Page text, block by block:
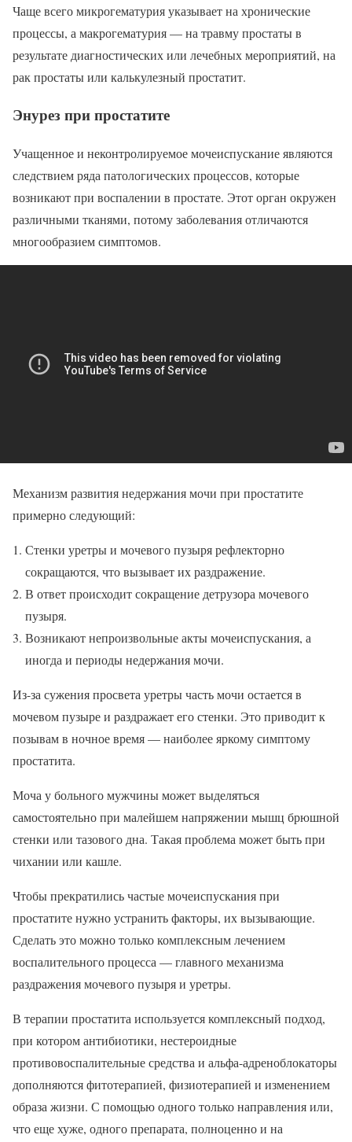
Чаще всего микрогематурия указывает на хронические
процессы, а макрогематурия — на травму простаты в
результате диагностических или лечебных мероприятий, на
рак простаты или калькулезный простатит.
Энурез при простатите
Учащенное и неконтролируемое мочеиспускание являются
следствием ряда патологических процессов, которые
возникают при воспалении в простате. Этот орган окружен
различными тканями, потому заболевания отличаются
многообразием симптомов.
Механизм развития недержания мочи при простатите
примерно следующий:
Стенки уретры и мочевого пузыря рефлекторно
сокращаются, что вызывает их раздражение.
В ответ происходит сокращение детрузора мочевого
пузыря.
Возникают непроизвольные акты мочеиспускания, а
иногда и периоды недержания мочи.
Из-за сужения просвета уретры часть мочи остается в
мочевом пузыре и раздражает его стенки. Это приводит к
позывам в ночное время — наиболее яркому симптому
простатита.
Моча у больного мужчины может выделяться
самостоятельно при малейшем напряжении мышц брюшной
стенки или тазового дна. Такая проблема может быть при
чихании или кашле.
Чтобы прекратились частые мочеиспускания при
простатите нужно устранить факторы, их вызывающие.
Сделать это можно только комплексным лечением
воспалительного процесса — главного механизма
раздражения мочевого пузыря и уретры.
В терапии простатита используется комплексный подход,
при котором антибиотики, нестероидные
противовоспалительные средства и альфа-адреноблокаторы
дополняются фитотерапией, физиотерапией и изменением
образа жизни. С помощью одного только направления или,
что еще хуже, одного препарата, полноценно и на